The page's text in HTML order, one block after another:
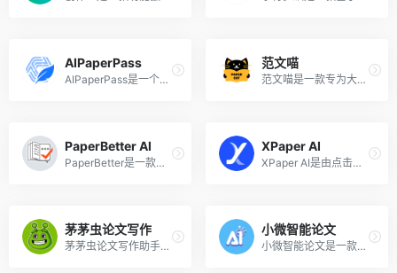
AIPaperPass
AIPaperPass是一个一站式AI论文写作平台，可以帮助用户一键快速生成论文大纲和初稿，旨在简化学术写作流程，让论文撰写变得轻松便捷。该工具融合了先进的AI技术与丰富的学术资源，为用户提供了全面的论文写作支持，包括但不限于论文写作辅助、研究建议与指导、文献综述生成和论文修订与优化。
范文喵
范文喵是一款专为大学生打造的AI论文写作工具，旨在借助AI技术提高学生的写作能力和效率。该工具构建了一个全方位的沉浸式论文写作平台，覆盖从选题、开题到范文创作、毕业答辩的全过程，帮助大学生节省了大量时间，提高了他们的学术写作效率和水平，是大学生学术研究道路上的得力助手。
PaperBetter AI
PaperBetter是一款智能的AI论文写作工具，致力于辅助学术写作过程，提升研究效率。用户仅需输入论文题目，即可基于其丰富的学术数据库和文献资源，智能构建论文内容，快速生成一篇完整的研究论文初稿。
XPaper AI
XPaper AI是由点击式创作工具晓语台推出的一款论文写作辅助指导平台，只需一杯咖啡的时间（5-10分）即可完成数万字的参考论文初稿，帮助研究人员在撰写论文过程中提高效率和准确性。XPaper AI基于丰富的学术数据库和文献资源，智能构建论文框架和内容，为用户提供一个高质量的论文初稿。
茅茅虫论文写作
茅茅虫论文写作助手是一款全面的AI学术论文写作平台，为学术研究者提供了从论文构思到最终答辩的一站式服务，目标是让天下没有难写的论文。该AI论文写作工具的功能涵盖了学术论文写作的各个关键环节：论文写作辅助、论文开题指导、答辩PPT制作、论文查重服务甚至就业指导。
小微智能论文
小微智能论文是一款利用人工智能来辅助论文写作的工具，面向大专、本科和硕士，可快速生成如毕业论文、期刊论文、文献综述、开题报告、任务书、答辩PPT、实验报告等多种论文类型。只需输入论文标题，即可生成专业的论文提纲和原创范文。